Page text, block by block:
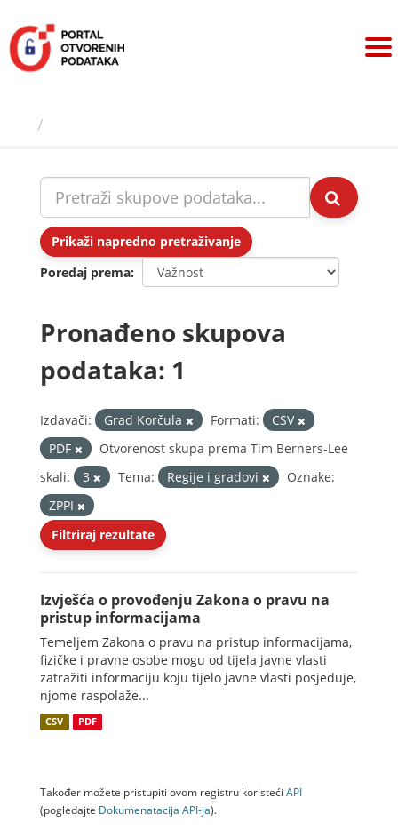
sadržaj
Prikaži napredno pretraživanje
Poredaj prema
Pronađeno skupova
podataka: 1
Izdavači: Grad Korčula Formati:
CSV
PDF
Otvorenost skupa prema Tim Berners-Lee
skali:
3 Tema: Regije i gradovi
Oznake:
ZPPI
Filtriraj rezultate
Izvješća o provođenju Zakona o pravu na
pristup informacijama
Temeljem Zakona o pravu na pristup informacijama,
fizičke i pravne osobe mogu od tijela javne vlasti
zatražiti informaciju koju tijelo javne vlasti posjeduje,
njome raspolaže...
CSV PDF
Također možete pristupiti ovom registru koristeći API
(pogledajte Dokumenаtаcijа API-jа).